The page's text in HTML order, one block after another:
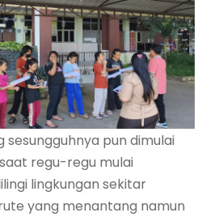
sesungguhnya pun dimulai
regu-regu mulai
lingkungan sekitar
yang menantang namun